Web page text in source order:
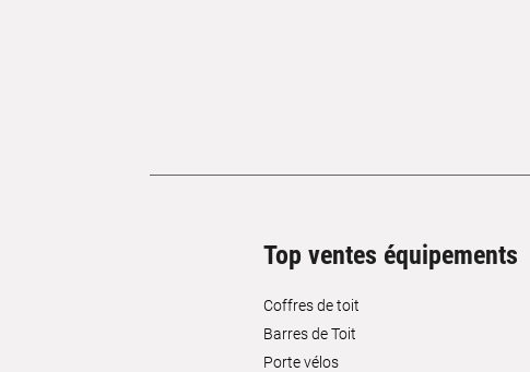
Top ventes équipements
Coffres de toit
Barres de Toit
Porte vélos